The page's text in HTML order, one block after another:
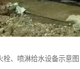
栓、喷淋给水设备示意图